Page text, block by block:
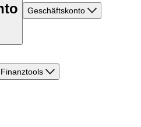
Geschäftskonto
Finanztools